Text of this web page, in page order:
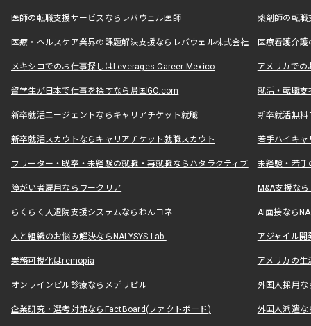
医師の転職支援サービスならレバウェル医師 薬剤師の転
医療・ヘルスケア業界の課題解決支援ならレバウェル株式会社 医療看護介
メキシコでのお仕事探しはLeverages Career Mexico アメリカで
留学生が日本で仕事を探すなら帰国GO.com 就活・転職
新卒就活エージェントならキャリアチケット就職 新卒就活無料
新卒就活スカウトならキャリアチケット就職スカウト 若手ハイキ
フリーター・既卒・未経験の就職・再就職ならハタラクティブ 未経験・若手
障がい者雇用ならワークリア M&A支援な
らくらく入退院支援システムならわんコネ AI面接なら
人と組織のお悩み解決ならNALYSYS Lab. アジャイル
業務可視化はremopia アメリカの
オンラインピル診療ならメデリピル 外国人採用
企業研究・選考対策ならFactBoard(ファクトボード) 外国人派遣な